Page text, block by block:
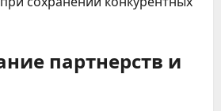
партнерств и